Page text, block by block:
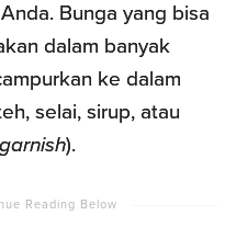
Bunga yang bisa
dalam banyak
ke dalam
selai, sirup, atau
garnish).